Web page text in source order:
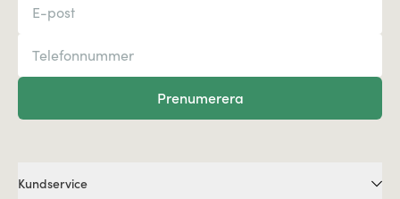
Prenumerera
Kundservice